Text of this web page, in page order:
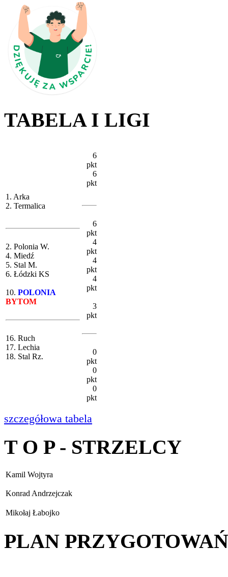
TABELA I LIGI
1. Arka
2. Termalica
2. Polonia W.
4. Miedź
5. Stal M.
6. Łódzki KS
10. POLONIA
BYTOM
16. Ruch
17. Lechia
18. Stal Rz.
6
pkt
6
pkt
6
pkt
4
pkt
4
pkt
4
pkt
3
pkt
0
pkt
0
pkt
0
pkt
szczegółowa tabela
T O P - STRZELCY
Kamil Wojtyra
Konrad Andrzejczak
Mikołaj Łabojko
PLAN PRZYGOTOWAŃ